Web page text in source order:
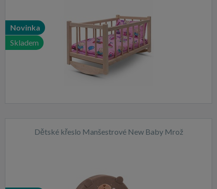
Novinka
Skladem
Dětské křeslo Manšestrové New Baby Mrož